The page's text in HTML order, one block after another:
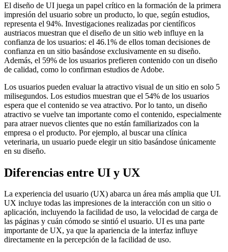
El diseño de UI juega un papel crítico en la formación de la primera
impresión del usuario sobre un producto, lo que, según estudios,
representa el 94%. Investigaciones realizadas por científicos
austriacos muestran que el diseño de un sitio web influye en la
confianza de los usuarios: el 46.1% de ellos toman decisiones de
confianza en un sitio basándose exclusivamente en su diseño.
Además, el 59% de los usuarios prefieren contenido con un diseño
de calidad, como lo confirman estudios de Adobe.
Los usuarios pueden evaluar la atractivo visual de un sitio en solo 5
milisegundos. Los estudios muestran que el 54% de los usuarios
espera que el contenido se vea atractivo. Por lo tanto, un diseño
atractivo se vuelve tan importante como el contenido, especialmente
para atraer nuevos clientes que no están familiarizados con la
empresa o el producto. Por ejemplo, al buscar una clínica
veterinaria, un usuario puede elegir un sitio basándose únicamente
en su diseño.
Diferencias entre UI y UX
La experiencia del usuario (UX) abarca un área más amplia que UI.
UX incluye todas las impresiones de la interacción con un sitio o
aplicación, incluyendo la facilidad de uso, la velocidad de carga de
las páginas y cuán cómodo se sintió el usuario. UI es una parte
importante de UX, ya que la apariencia de la interfaz influye
directamente en la percepción de la facilidad de uso.